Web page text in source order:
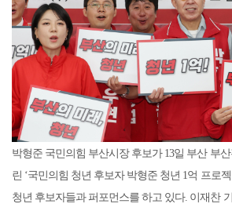
박형준 국민의힘 부산시장 후보가 13일 부산 부
린 ‘국민의힘 청년 후보자 박형준 청년 1억 프로
청년 후보자들과 퍼포먼스를 하고 있다. 이재찬 기